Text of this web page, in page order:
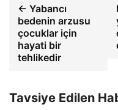
← Yabancı
bedenin arzusu
çocuklar için
hayati bir
tehlikedir
Tavsiye Edilen